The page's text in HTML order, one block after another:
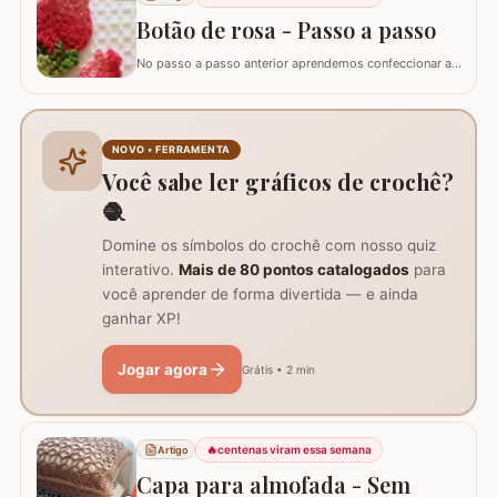
Verde 9392 (apenas para as folhas)…
Botão de rosa - Passo a passo
No passo a passo anterior aprendemos confeccionar a
grupo Viciadas em crochê. Fiz o passo a passo com
algumas poucas diferenças e também para auxil
NOVO • FERRAMENTA
Você sabe ler gráficos de crochê?
🧶
Domine os símbolos do crochê com nosso quiz
interativo. Mais de 80 pontos catalogados para
você aprender de forma divertida — e ainda
ganhar XP!
Jogar agora Grátis • 2 min
Artigo 🔥centenas viram essa semana
Capa para almofada - Sem